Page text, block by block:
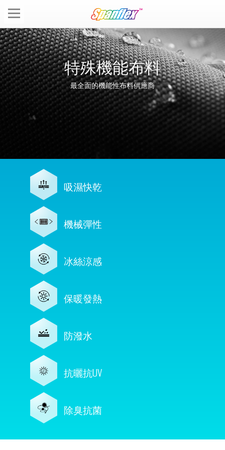
特殊機能布料
最全面的機能性布料供應商
吸濕快乾
機械彈性
冰絲涼感
保暖發熱
防潑水
抗曬抗UV
除臭抗菌